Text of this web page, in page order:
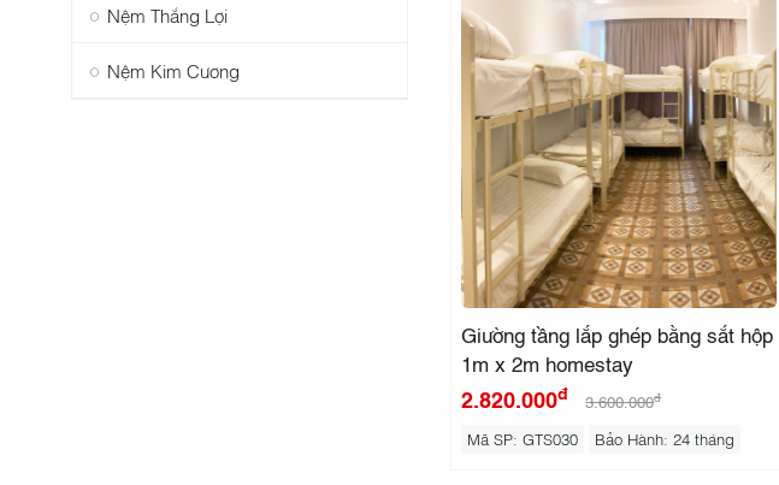
Nệm Thắng Lợi
Nệm Kim Cương
Giường tầng lắp ghép bằng sắt hộp
1m x 2m homestay
2.820.000đ 3.600.000đ
Mã SP: GTS030 Bảo Hành: 24 tháng